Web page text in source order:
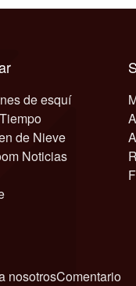
de esquí
de Nieve
Noticias
nosotrosComentario